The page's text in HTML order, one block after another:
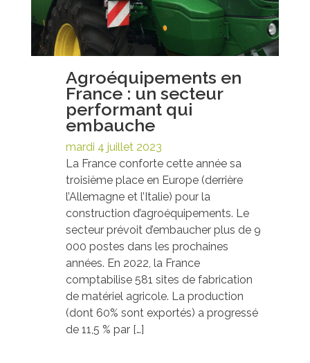
Agroéquipements en
France : un secteur
performant qui
embauche
mardi 4 juillet 2023
La France conforte cette année sa
troisième place en Europe (derrière
l’Allemagne et l’Italie) pour la
construction d’agroéquipements. Le
secteur prévoit d’embaucher plus de 9
000 postes dans les prochaines
années. En 2022, la France
comptabilise 581 sites de fabrication
de matériel agricole. La production
(dont 60% sont exportés) a progressé
de 11,5 % par […]